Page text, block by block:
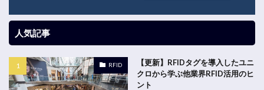
人気記事
RFID
【更新】RFIDタグを導入したユニ
クロから学ぶ他業界RFID活用のヒ
ント